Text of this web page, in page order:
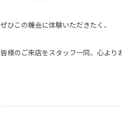
ぜひこの機会に体験いただきたく、
皆様のご来店をスタッフ一同、心より